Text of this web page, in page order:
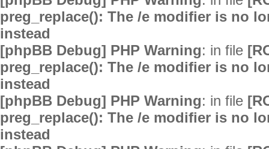
preg_replace(): The /e modifier is no
instead
[phpBB Debug] PHP Warning: in file
preg_replace(): The /e modifier is no
instead
[phpBB Debug] PHP Warning: in file
preg_replace(): The /e modifier is no
instead